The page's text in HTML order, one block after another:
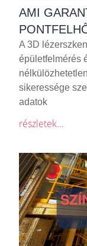
AMI
A 3D
épületfelmérés
sikeressége
adatok
részletek...